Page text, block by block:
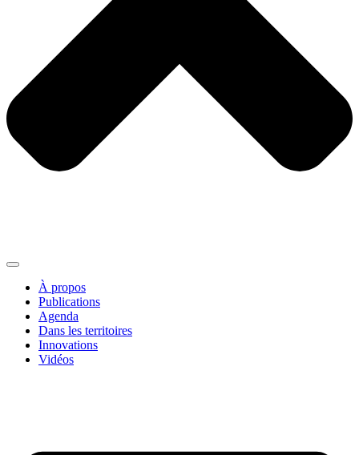
À propos
Publications
Agenda
Dans les territoires
Innovations
Vidéos